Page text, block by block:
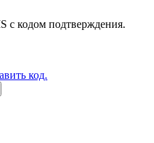
с кодом подтверждения.
код.